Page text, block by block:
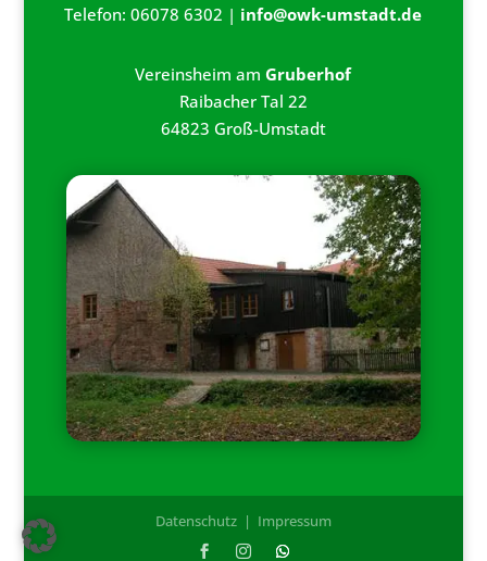
Telefon: 06078 6302 | info@owk-umstadt.de
Vereinsheim amGruberhof
Raibacher Tal 22
64823 Groß-Umstadt
Datenschutz| Impressum